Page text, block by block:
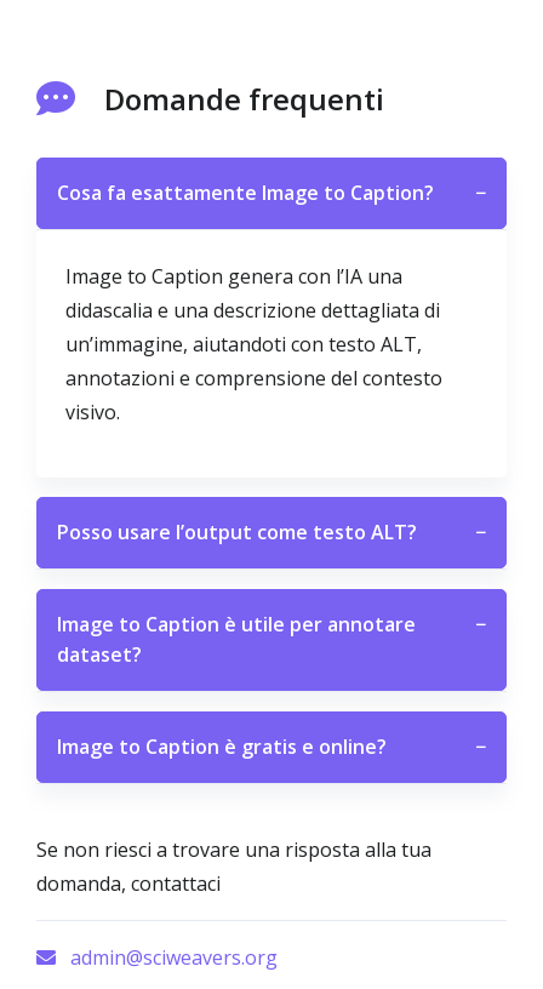
Domande frequenti
Cosa fa esattamente Image to Caption? −
Image to Caption genera con l’IA una
didascalia e una descrizione dettagliata di
un’immagine, aiutandoti con testo ALT,
annotazioni e comprensione del contesto
visivo.
Posso usare l’output come testo ALT? −
Image to Caption è utile per annotare
dataset?
−
Image to Caption è gratis e online? −
Se non riesci a trovare una risposta alla tua
domanda, contattaci
admin@sciweavers.org